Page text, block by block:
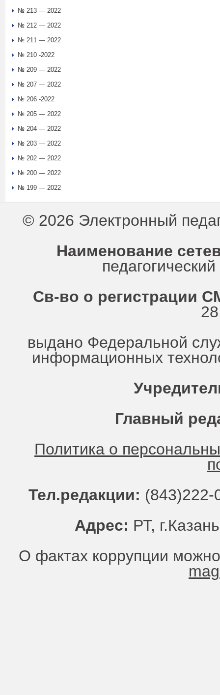
№ 213 — 2022
№ 212 — 2022
№ 211 — 2022
№ 210 -2022
№ 209 — 2022
№ 207 — 2022
№ 206 -2022
№ 205 — 2022
№ 204 — 2022
№ 203 — 2022
№ 202 — 2022
№ 200 — 2022
№ 199 — 2022
© 2026 Электронный
Наименование
Св-во о регистрации
выдано Федеральной
информационных
Главный
Политика о
Тел.редакции:
Адрес: РТ,
О фактах коррупции